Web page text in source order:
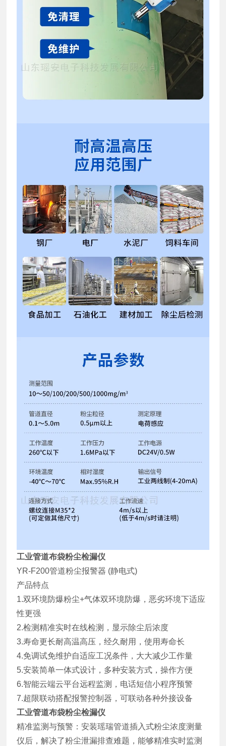
工业管道布袋粉尘检漏仪
YR-F200管道粉尘报警器 (静电式)
产品特点
1.双环境防爆粉尘+气体双环境防爆，恶劣环境下适应
性更强
2.检测精准实时在线检测，显示除尘后浓度
3.寿命更长耐高温高压，经久耐用，使用寿命长
4.免调试免维护自适应工况条件，大大减少工作量
5.安装简单一体式设计，多种安装方式，操作方便
6.智能云端云平台远程监测，电话短信小程序预警
7.超限联动搭配报警控制器，可联动各种外接设备
工业管道布袋粉尘检漏仪
精准监测与预警：安装瑶瑞管道插入式粉尘浓度测量
仪后，解决了粉尘泄漏排查难题，能够精准实时监测